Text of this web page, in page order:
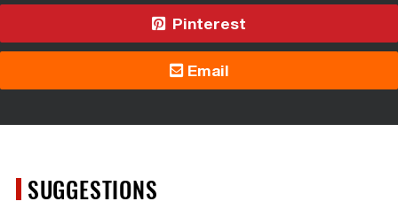
Pinterest
Email
SUGGESTIONS